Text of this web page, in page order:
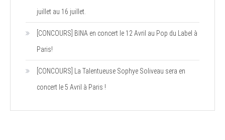
juillet au 16 juillet.
[CONCOURS] BINA en concert le 12 Avril au Pop du Label à
Paris!
[CONCOURS] La Talentueuse Sophye Soliveau sera en
concert le 5 Avril à Paris !